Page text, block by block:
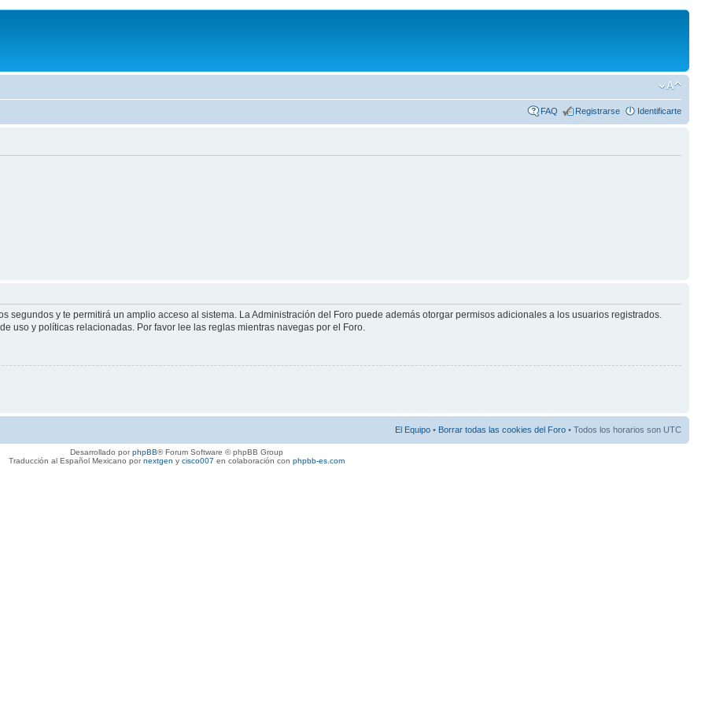
FAQ Registrarse Identificarte
segundos y te permitirá un amplio acceso al sistema. La Administración del Foro puede además otorgar permisos adicionales a los usuarios registrados.
uso y políticas relacionadas. Por favor lee las reglas mientras navegas por el Foro.
El Equipo • Borrar todas las cookies del Foro • Todos los horarios son UTC
Desarrollado porphpBB® Forum Software © phpBB Group
Traducción al Español Mexicano pornextgen y cisco007 en colaboración con phpbb-es.com